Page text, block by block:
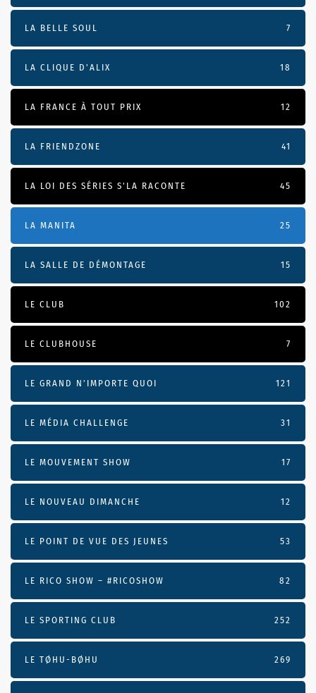
LA BELLE SOUL 7
LA CLIQUE D'ALIX 18
LA FRANCE À TOUT PRIX 12
LA FRIENDZONE 41
LA LOI DES SÉRIES S'LA RACONTE 45
LA MANITA 25
LA SALLE DE DÉMONTAGE 15
LE CLUB 102
LE CLUBHOUSE 7
LE GRAND N’IMPORTE QUOI 121
LE MÉDIA CHALLENGE 31
LE MOUVEMENT SHOW 17
LE NOUVEAU DIMANCHE 12
LE POINT DE VUE DES JEUNES 53
LE RICO SHOW – #RICOSHOW 82
LE SPORTING CLUB 252
LE TØHU-BØHU 269